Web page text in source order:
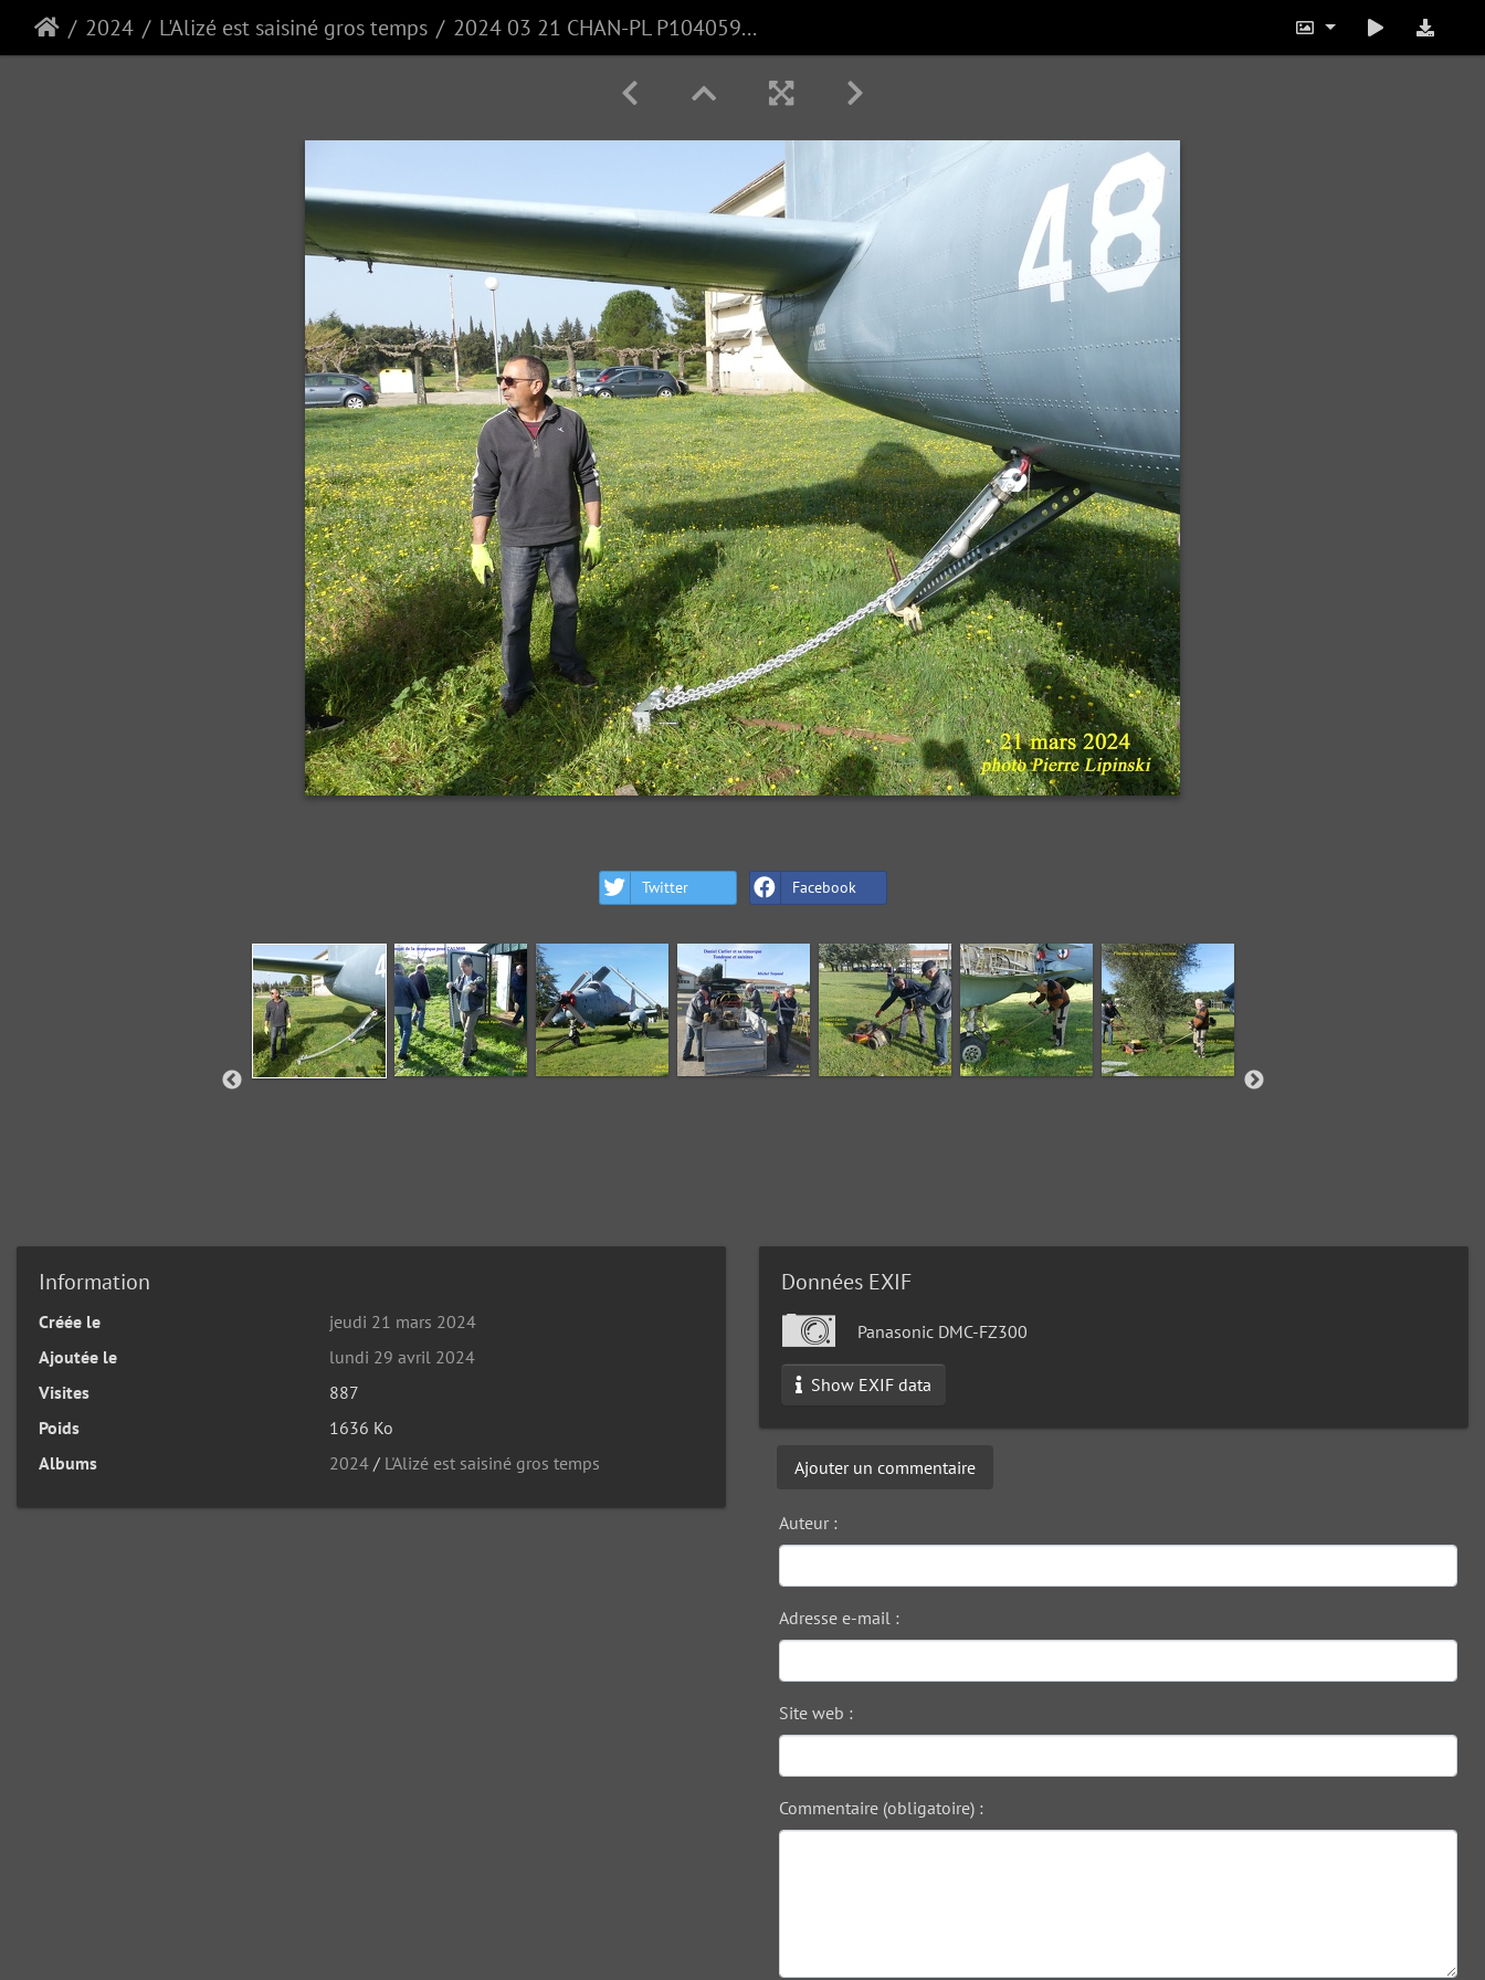
2024 L'Alizé est saisiné gros temps 2024 03 21 CHAN-PL P1040590 ALM48 Saisines D.Carlier
Twitter Facebook
Information
Créée le
jeudi 21 mars 2024
Ajoutée le
lundi 29 avril 2024
Visites
887
Poids
1636 Ko
Albums
2024 / L'Alizé est saisiné gros temps
Données EXIF
Panasonic DMC-FZ300
Show EXIF data
Ajouter un commentaire
Auteur :
Adresse e-mail :
Site web :
Commentaire (obligatoire) :